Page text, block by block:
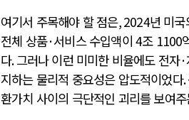
여기서 주목해야 할 점은, 2024년 미
전체 상품·서비스 수입액이4조 1100
다.그러나 이런 미미한 비율에도 전자·
지하는 물리적 중요성은 압도적이었다.
환가치 사이의 극단적인 괴리를 보여